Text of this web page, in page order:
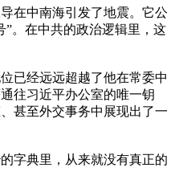
在中南海引发了地震。它公
”。在中共的政治逻辑里，这
已经远远超越了他在常委中
往习近平办公室的唯一钥
甚至外交事务中展现出了一
字典里，从来就没有真正的